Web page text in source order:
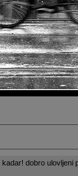
kadar! dobro ulovljeni